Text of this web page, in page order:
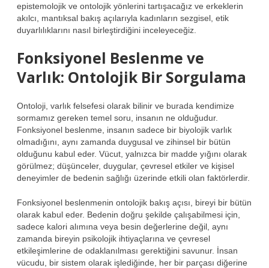
epistemolojik ve ontolojik yönlerini tartışacağız ve erkeklerin
akılcı, mantıksal bakış açılarıyla kadınların sezgisel, etik
duyarlılıklarını nasıl birleştirdiğini inceleyeceğiz.
Fonksiyonel Beslenme ve
Varlık: Ontolojik Bir Sorgulama
Ontoloji, varlık felsefesi olarak bilinir ve burada kendimize
sormamız gereken temel soru, insanın ne olduğudur.
Fonksiyonel beslenme, insanın sadece bir biyolojik varlık
olmadığını, aynı zamanda duygusal ve zihinsel bir bütün
olduğunu kabul eder. Vücut, yalnızca bir madde yığını olarak
görülmez; düşünceler, duygular, çevresel etkiler ve kişisel
deneyimler de bedenin sağlığı üzerinde etkili olan faktörlerdir.
Fonksiyonel beslenmenin ontolojik bakış açısı, bireyi bir bütün
olarak kabul eder. Bedenin doğru şekilde çalışabilmesi için,
sadece kalori alımına veya besin değerlerine değil, aynı
zamanda bireyin psikolojik ihtiyaçlarına ve çevresel
etkileşimlerine de odaklanılması gerektiğini savunur. İnsan
vücudu, bir sistem olarak işlediğinde, her bir parçası diğerine